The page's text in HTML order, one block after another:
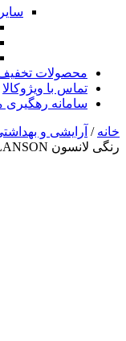
محصولات تخفیف
تماس با ویژوکالا
سامانه
خانه / آرایشی و
رنگی لانسون LANSON کد ۶۳۰